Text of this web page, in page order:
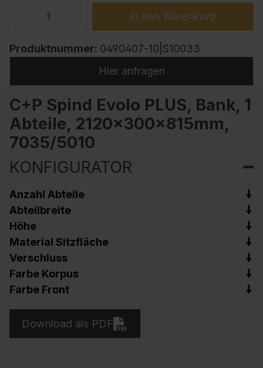
In den Warenkorb
Produktnummer: 0490407-10|S10033
Hier anfragen
C+P Spind Evolo PLUS, Bank, 1
Abteile, 2120x300x815mm,
7035/5010
KONFIGURATOR
Anzahl Abteile
Abteilbreite
Höhe
Material Sitzfläche
Verschluss
Farbe Korpus
Farbe Front
Download als PDF